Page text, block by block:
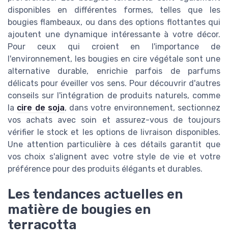
disponibles en différentes formes, telles que les
bougies flambeaux, ou dans des options flottantes qui
ajoutent une dynamique intéressante à votre décor.
Pour ceux qui croient en l'importance de
l'environnement, les bougies en cire végétale sont une
alternative durable, enrichie parfois de parfums
délicats pour éveiller vos sens. Pour découvrir d'autres
conseils sur l'intégration de produits naturels, comme
la cire de soja, dans votre environnement, sectionnez
vos achats avec soin et assurez-vous de toujours
vérifier le stock et les options de livraison disponibles.
Une attention particulière à ces détails garantit que
vos choix s'alignent avec votre style de vie et votre
préférence pour des produits élégants et durables.
Les tendances actuelles en
matière de bougies en
terracotta